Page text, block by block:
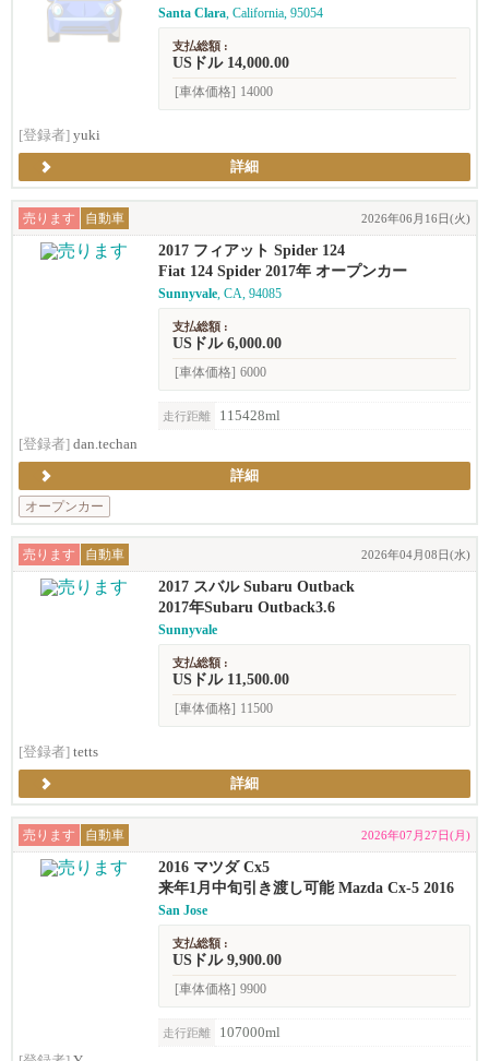
Santa Clara, California, 95054
支払総額 :
USドル 14,000.00
[車体価格] 14000
[登録者] yuki
詳細
売ります 自動車 2026年06月16日(火)
2017 フィアット Spider 124
Fiat 124 Spider 2017年 オープンカー
Sunnyvale, CA, 94085
支払総額 :
USドル 6,000.00
[車体価格] 6000
走行距離
115428ml
[登録者] dan.techan
詳細
オープンカー
売ります 自動車 2026年04月08日(水)
2017 スバル Subaru Outback
2017年Subaru Outback3.6
Sunnyvale
支払総額 :
USドル 11,500.00
[車体価格] 11500
[登録者] tetts
詳細
売ります 自動車 2026年07月27日(月)
2016 マツダ Cx5
来年1月中旬引き渡し可能 Mazda Cx-5 2016
San Jose
支払総額 :
USドル 9,900.00
[車体価格] 9900
走行距離
107000ml